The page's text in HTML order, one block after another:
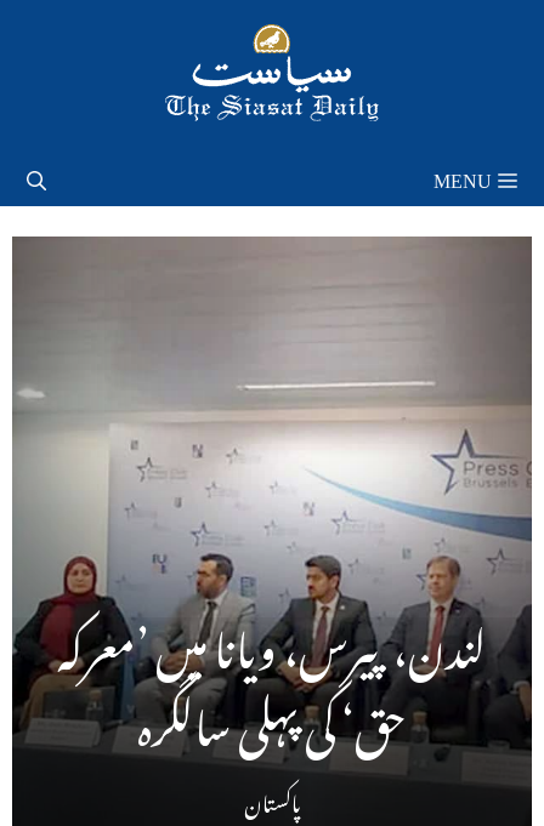
MENU
لندن، پیرس، ویانا میں ’معرکہ
حق‘ کی پہلی سالگرہ
پاکستان